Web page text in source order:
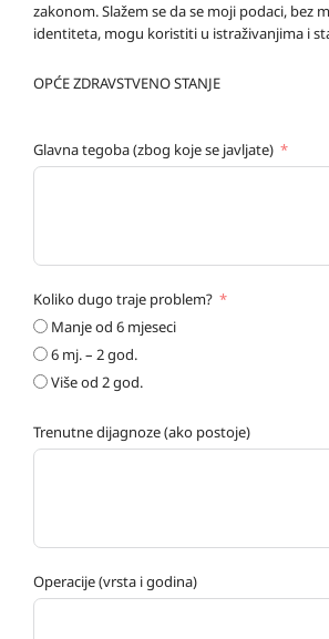
zakonom. Slažem se da se moji podaci, bez mog imena i
identiteta, mogu koristiti u istraživanjima i
OPĆE ZDRAVSTVENO STANJE
Glavna tegoba (zbog koje se javljate)
Koliko dugo traje problem?
Manje od 6 mjeseci
6 mj. – 2 god.
Više od 2 god.
Trenutne dijagnoze (ako postoje)
Operacije (vrsta i godina)